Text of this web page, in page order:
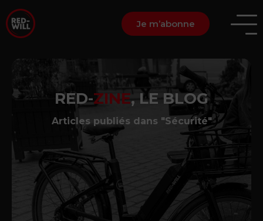
Je m’abonne
RED-ZINE, LE BLOG
Articles publiés dans "Sécurité"